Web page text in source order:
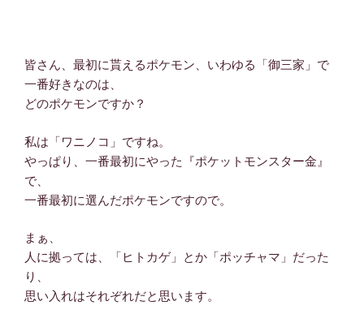
皆さん、最初に貰えるポケモン、いわゆる「御三家」で
一番好きなのは、
どのポケモンですか？
私は「ワニノコ」ですね。
やっぱり、一番最初にやった『ポケットモンスター金』
で、
一番最初に選んだポケモンですので。
まぁ、
人に拠っては、「ヒトカゲ」とか「ポッチャマ」だった
り、
思い入れはそれぞれだと思います。